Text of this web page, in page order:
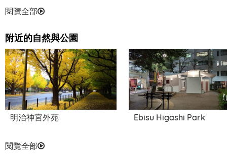
閱覽全部
附近的自然與公園
明治神宮外苑 Ebisu Higashi Park
閱覽全部